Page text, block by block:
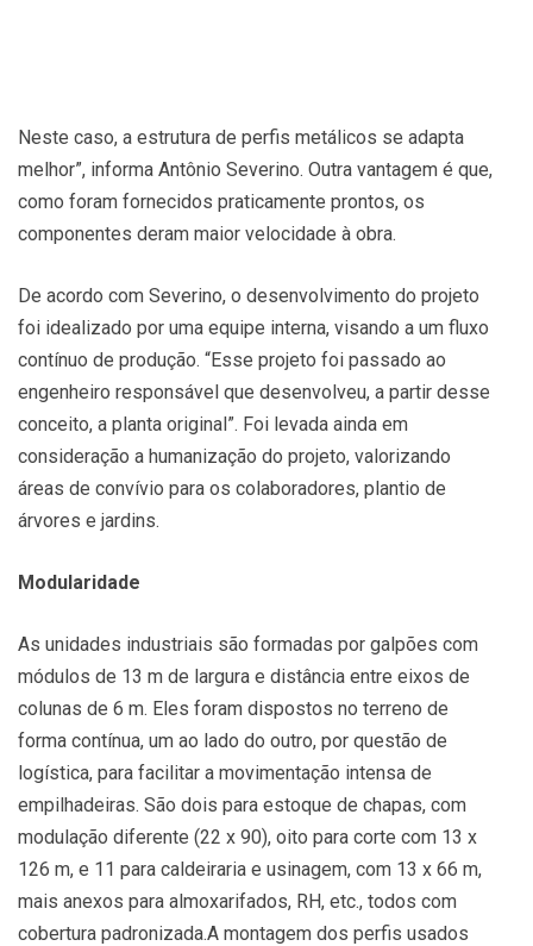
Neste caso, a estrutura de perfis metálicos se adapta
melhor”, informa Antônio Severino. Outra vantagem é que,
como foram fornecidos praticamente prontos, os
componentes deram maior velocidade à obra.
De acordo com Severino, o desenvolvimento do projeto
foi idealizado por uma equipe interna, visando a um fluxo
contínuo de produção. “Esse projeto foi passado ao
engenheiro responsável que desenvolveu, a partir desse
conceito, a planta original”. Foi levada ainda em
consideração a humanização do projeto, valorizando
áreas de convívio para os colaboradores, plantio de
árvores e jardins.
Modularidade
As unidades industriais são formadas por galpões com
módulos de 13 m de largura e distância entre eixos de
colunas de 6 m. Eles foram dispostos no terreno de
forma contínua, um ao lado do outro, por questão de
logística, para facilitar a movimentação intensa de
empilhadeiras. São dois para estoque de chapas, com
modulação diferente (22 x 90), oito para corte com 13 x
126 m, e 11 para caldeiraria e usinagem, com 13 x 66 m,
mais anexos para almoxarifados, RH, etc., todos com
cobertura padronizada.A montagem dos perfis usados